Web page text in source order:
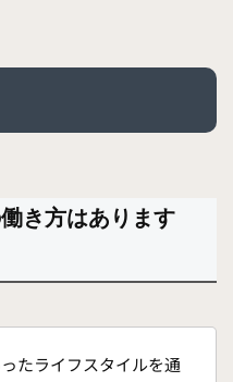
き方はあります
たライフスタイルを通